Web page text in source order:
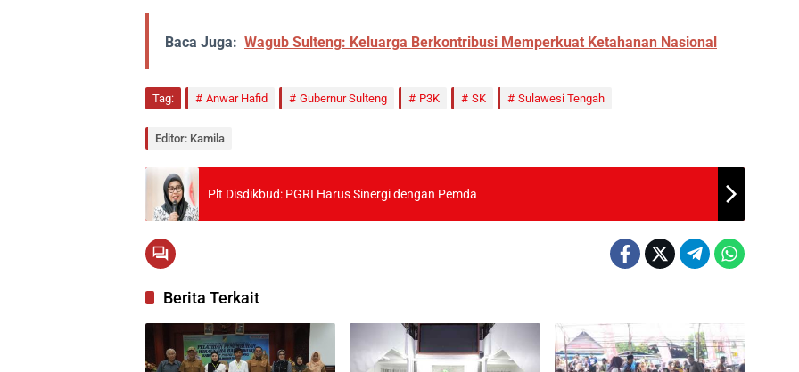
Baca Juga: Wagub Sulteng: Keluarga Berkontribusi Memperkuat Ketahanan Nasional
Tag: Anwar Hafid Gubernur Sulteng P3K SK Sulawesi Tengah
Editor: Kamila
Plt Disdikbud: PGRI Harus Sinergi dengan Pemda
Berita Terkait